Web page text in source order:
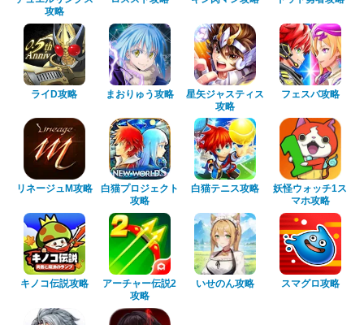
攻略
ライD攻略 まおりゅう攻略
星矢ジャスティス
攻略
フェスバ攻略
リネージュM攻略
白猫プロジェクト
攻略
白猫テニス攻略
妖怪ウォッチ1ス
マホ攻略
キノコ伝説攻略
アーチャー伝説2
攻略
いせのん攻略 スマグロ攻略